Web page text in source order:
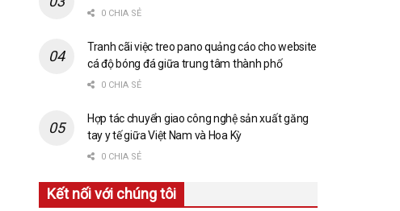
0 CHIA SẺ
Tranh cãi việc treo pano quảng cáo cho website
cá độ bóng đá giữa trung tâm thành phố
0 CHIA SẺ
Hợp tác chuyển giao công nghệ sản xuất găng
tay y tế giữa Việt Nam và Hoa Kỳ
0 CHIA SẺ
Kết nối với chúng tôi